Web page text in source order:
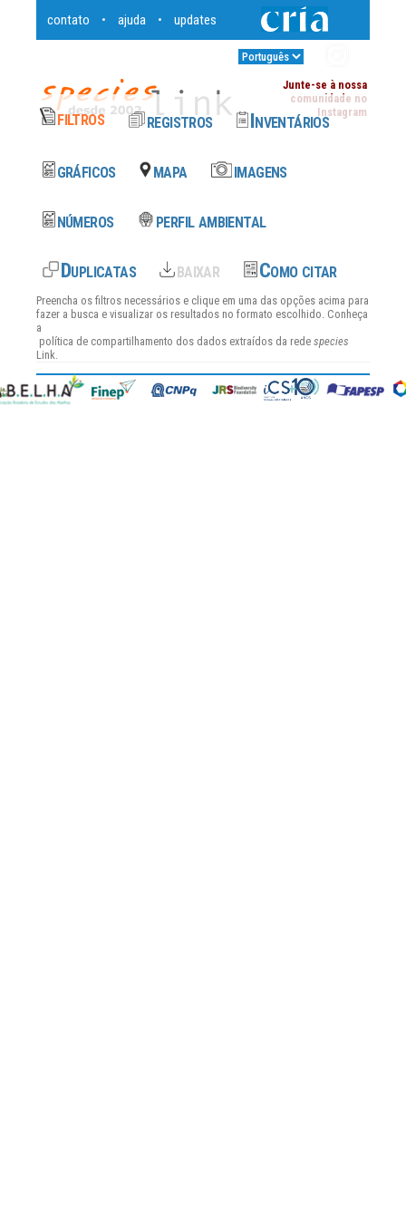
contato • ajuda • updates
Junte-se à nossa
comunidade no
Instagram
Preencha os filtros necessários e clique em uma das opções acima para
fazer a busca e visualizar os resultados no formato escolhido. Conheça
a
política de compartilhamento dos dados extraídos da rede species
Link.